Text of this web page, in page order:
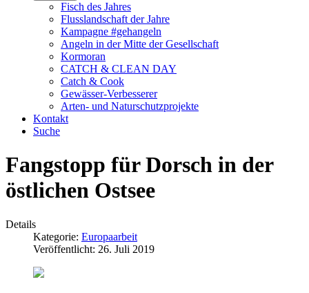
Fisch des Jahres
Flusslandschaft der Jahre
Kampagne #gehangeln
Angeln in der Mitte der Gesellschaft
Kormoran
CATCH & CLEAN DAY
Catch & Cook
Gewässer-Verbesserer
Arten- und Naturschutzprojekte
Kontakt
Suche
Fangstopp für Dorsch in der
östlichen Ostsee
Details
Kategorie: Europaarbeit
Veröffentlicht: 26. Juli 2019